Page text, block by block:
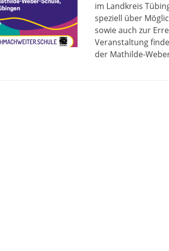
im Landkreis
speziell über
sowie auch zur
Veranstaltung
der Mathilde-